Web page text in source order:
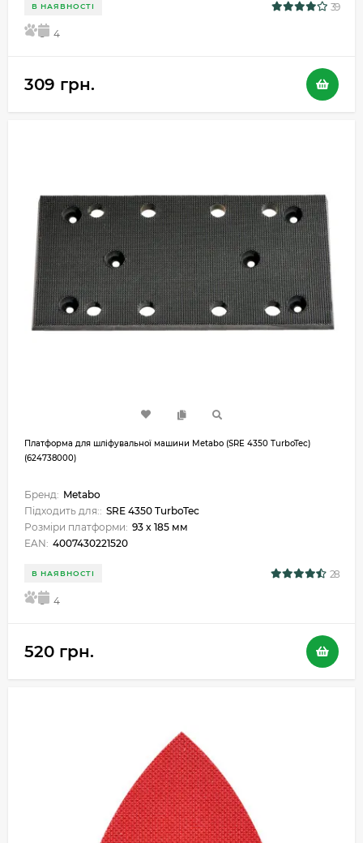
В НАЯВНОСТІ 39
5 4
309 грн.
Платформа для шліфувальної машини Metabo (SRE 4350 TurboTec)
(624738000)
Бренд: Metabo
Підходить для:: SRE 4350 TurboTec
Розміри платформи: 93 x 185 мм
EAN: 4007430221520
В НАЯВНОСТІ 28
5 4
520 грн.